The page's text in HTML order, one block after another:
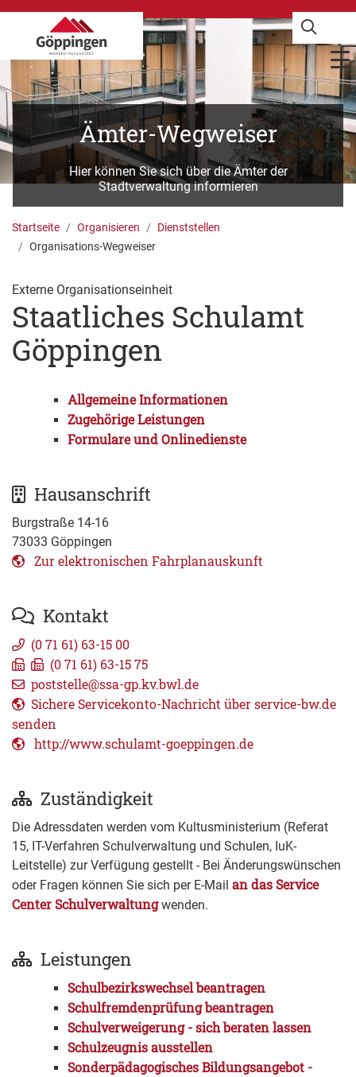
Ämter-Wegweiser
Hier können Sie sich über die Ämter der
Stadtverwaltung informieren
Startseite Organisieren
Dienststellen
Organisations-Wegweiser
Externe Organisationseinheit
Staatliches Schulamt
Göppingen
Allgemeine Informationen
Zugehörige Leistungen
Formulare und Onlinedienste
Hausanschrift
Burgstraße 14-16
73033 Göppingen
Zur elektronischen Fahrplanauskunft
Kontakt
(071 61) 63-15 00
(071 61) 63-1575
poststelle@ssa-gp.kv.bwl.de
Sichere Servicekonto-Nachricht über service-bw.de
senden
http://www.schulamt-goeppingen.de
Zuständigkeit
Die Adressdaten werden vom Kultusministerium (Referat
15, IT-Verfahren Schulverwaltung und Schulen, IuK-
Leitstelle) zur Verfügung gestellt - Bei Änderungswünschen
oder Fragen können Sie sich per E-Mail an das Service
Center Schulverwaltungwenden.
Leistungen
Schulbezirkswechsel beantragen
Schulfremdenprüfung beantragen
Schulverweigerung - sich beraten lassen
Schulzeugnis ausstellen
Sonderpädagogisches Bildungsangebot -